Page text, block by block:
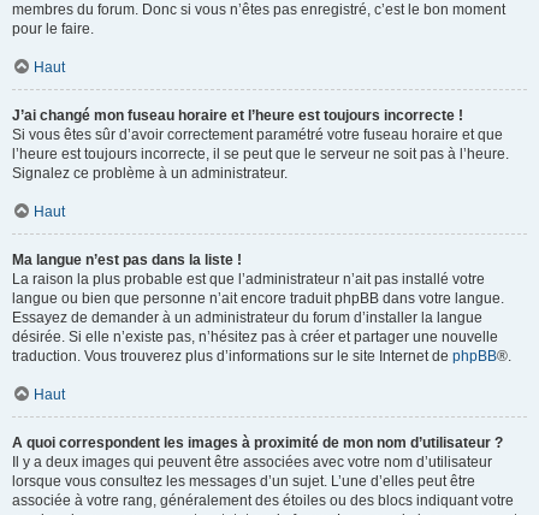
membres du forum. Donc si vous n’êtes pas enregistré, c’est le bon moment
pour le faire.
Haut
J’ai changé mon fuseau horaire et l’heure est toujours incorrecte !
Si vous êtes sûr d’avoir correctement paramétré votre fuseau horaire et que
l’heure est toujours incorrecte, il se peut que le serveur ne soit pas à l’heure.
Signalez ce problème à un administrateur.
Haut
Ma langue n’est pas dans la liste !
La raison la plus probable est que l’administrateur n’ait pas installé votre
langue ou bien que personne n’ait encore traduit phpBB dans votre langue.
Essayez de demander à un administrateur du forum d’installer la langue
désirée. Si elle n’existe pas, n’hésitez pas à créer et partager une nouvelle
traduction. Vous trouverez plus d’informations sur le site Internet de phpBB®.
Haut
A quoi correspondent les images à proximité de mon nom d’utilisateur ?
Il y a deux images qui peuvent être associées avec votre nom d’utilisateur
lorsque vous consultez les messages d’un sujet. L’une d’elles peut être
associée à votre rang, généralement des étoiles ou des blocs indiquant votre